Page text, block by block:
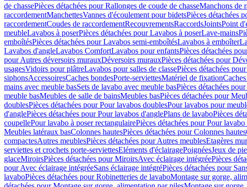
de chassePièces détachées pour Rallonges de coude de chasseManchons de
raccordementManchettesVannes d'écoulement pour bidetsPièces détachées
raccordementCoudes de raccordementRecouvrementsRaccordsJointsPoint
meubleLavabos à poserPièces détachées pour Lavabos à poserLave-mains
emboîtésPièces détachées pour Lavabos semi-emboîtésLavabos à emboîter
Lavabos d'angleLavabos ComfortLavabos pour enfantsPièces détachées
pour Autres déversoirs murauxDéversoirs murauxPièces détachées pour
usagesVidoirs pour plâtreLavabos pour salles de classePièces détachées
siphonsAccessoiresCaches bondesPorte-serviettesMatériel de fixation
mains avec meuble basSets de lavabo avec meuble basPièces détachées
meuble basMeubles de salle de bainsMeubles basPièces détachées pour
doublesPièces détachées pour Pour lavabos doublesPour lavabos pour
d'anglePièces détachées pour Pour lavabos d'anglePlans de lavaboPièces
coupellePour lavabo à poser rectangulairePièces détachées pour Pour
Meubles latéraux basColonnes hautesPièces détachées pour Colonnes hautes
compactesAutres meublesPièces détachées pour Autres meublesEtagères
serviettes et crochets porte-serviettesEléments d'éclairagePoignéesJeux de
glaceMiroirsPièces détachées pour MiroirsAvec éclairage intégréePièces
pour Avec éclairage intégréeSans éclairage intégréPièces détachées pour
lavaboPièces détachées pour Robinetteries de lavaboMontage sur gorge,